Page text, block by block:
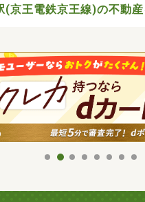
(京王電鉄京王線)の不動